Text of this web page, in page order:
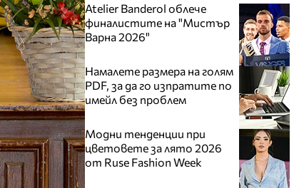
Atelier Banderol облече
финалистите на "Мистър
Варна 2026"
Намалете размера на голям
PDF, за да го изпратите по
имейл без проблем
Модни тенденции при
цветовете за лято 2026
от Ruse Fashion Week